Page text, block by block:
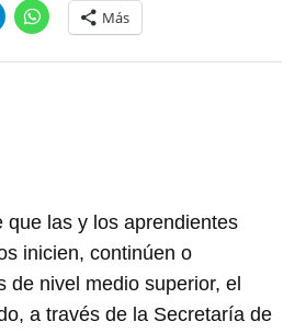
Más
que las y los aprendientes
inicien, continúen o
de nivel medio superior, el
a través de la Secretaría de